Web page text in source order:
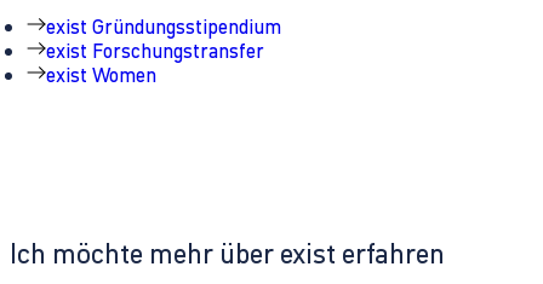
Ich möchte mehr über exist erfahren
exist Gründungsstipendium
exist Forschungstransfer
exist Women